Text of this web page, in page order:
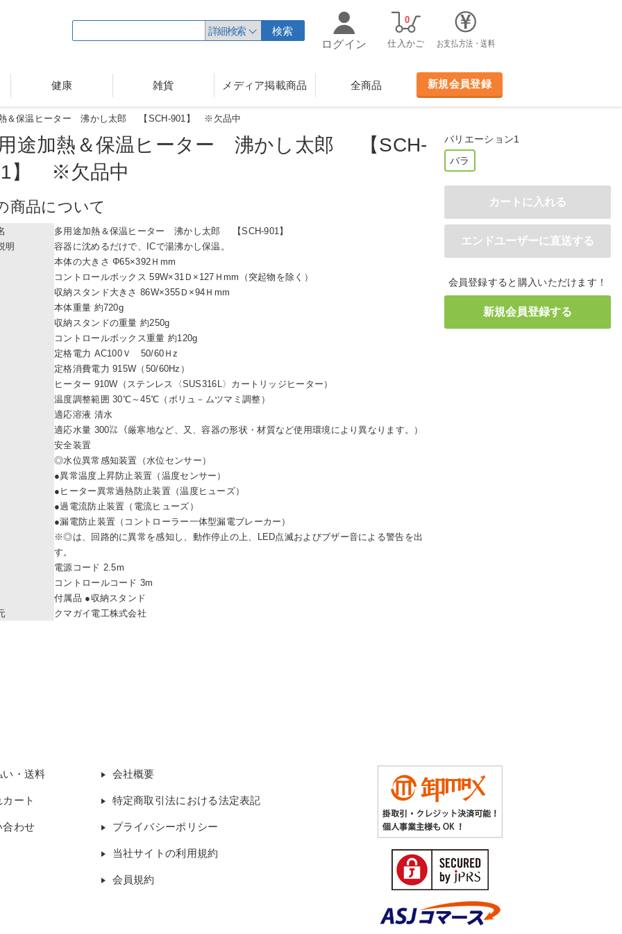
詳細検索
検索
ログイン
仕入かご
0
お支払方法・送料
健康 雑貨 メディア掲載商品 全商品 新規会員登録
＆保温ヒーター 沸かし太郎 【SCH-901】 ※欠品中
バリエーション1
バラ
会員登録すると購入いただけます！
途加熱＆保温ヒーター 沸かし 太郎 【SCH-
】 ※欠品中
商品について
多用途加熱＆保温ヒーター 沸かし太郎 【SCH-901】
明
容器に沈めるだけで、ICで湯沸かし保温。
本体の大きさ Φ65×392Ｈmm
コントロールボックス 59W×31Ｄ×127Ｈmm（突起物を除く）
収納スタンド大きさ 86W×355Ｄ×94Ｈmm
本体重量 約720g
収納スタンドの重量 約250g
コントロールボックス重量 約120g
定格電力 AC100Ｖ 50/60Ｈz
定格消費電力 915W（50/60Hz）
ヒーター 910W（ステンレス〈SUS316L〉カートリッジヒーター）
温度調整範囲 30℃～45℃（ボリュ－ムツマミ調整）
適応溶液 清水
適応水量 300㍑（厳寒地など、又、容器の形状・材質など使用環境により異なります。）
安全装置
◎水位異常感知装置（水位センサー）
●異常温度上昇防止装置（温度センサー）
●ヒーター異常過熱防止装置（温度ヒューズ）
●過電流防止装置（電流ヒューズ）
●漏電防止装置（コントローラー一体型漏電ブレーカー）
※◎は、回路的に異常を感知し、動作停止の上、LED点滅およびブザー音による警告を出
す。
電源コード 2.5m
コントロールコード 3m
付属品 ●収納スタンド
クマガイ電工株式会社
い・送料
ート
合わせ
会社概要
特定商取引法における法定表記
プライバシーポリシー
当社サイトの利用規約
会員規約